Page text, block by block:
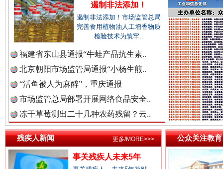
祁连巍巍树丰碑 高回报
遏制非法添加！
遏制非法添加！市场监管总局
完善食用植物油人工增香物质
检验技术为筑牢..
福建省东山县通报“牛蛙产品抗生素..
北京朝阳市场监管局通报“小杨生煎..
“活鱼被人为麻醉”，重庆通报
市场监管总局部署开展网络食品安全..
冻干草莓测出二十几种农药残留？云..
残疾人新闻
事关残疾人未来5年
更多/MORE>>> 公众关注教育